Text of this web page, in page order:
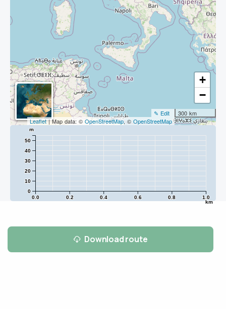
+
−
300 km
✎ Edit
Leaflet| Map data: © OpenStreetMap, © OpenStreetMap
0.0 0.2 0.4 0.6 0.8 1.0
km
0
10
20
30
40
50
m
Download route